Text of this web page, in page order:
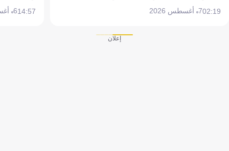
02:197 أغسطس 2026 14:576 أغسطس 2026
إعلان